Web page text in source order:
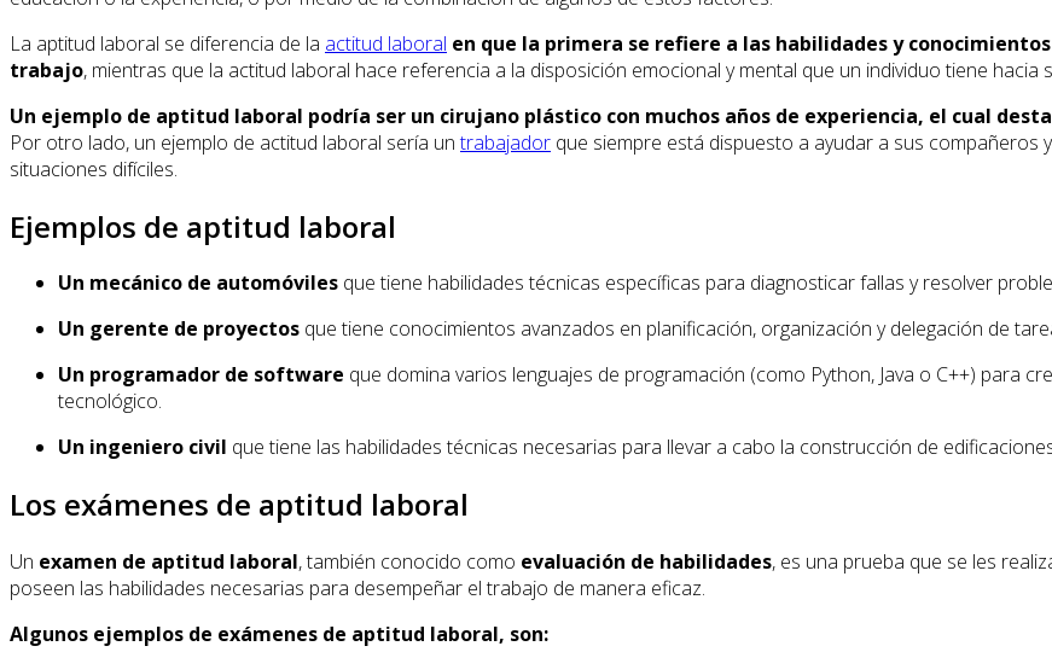
La aptitud laboral se diferencia de la actitud laboral en que la primera se refiere a las habilidades y
trabajo, mientras que la actitud laboral hace referencia a la disposición emocional y mental que un individuo tiene hacia
Un ejemplo de aptitud laboral podría ser un cirujano plástico con muchos años de experiencia, el cual
Por otro lado, un ejemplo de actitud laboral sería untrabajador que siempre está dispuesto a ayudar a sus compañeros
situaciones difíciles.
Ejemplos de aptitud laboral
Un mecánico de automóviles que tiene habilidades técnicas específicas para diagnosticar fallas y resolver
Un gerente de proyectos que tiene conocimientos avanzados en planificación, organización y delegación de
Un programador de software que domina varios lenguajes de programación (como Python, Java o C++) para
tecnológico.
Un ingeniero civil que tiene las habilidades técnicas necesarias para llevar a cabo la construcción de
Los exámenes de aptitud laboral
Un examen de aptitud laboral, también conocido como evaluación de habilidades, es una prueba que se les
poseen las habilidades necesarias para desempeñar el trabajo de manera eficaz.
Algunos ejemplos de exámenes de aptitud laboral, son: